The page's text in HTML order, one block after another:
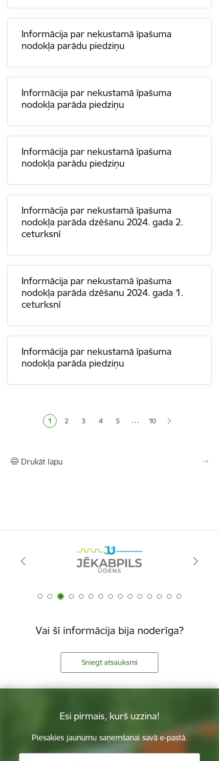
Informācija par nekustamā īpašuma
nodokļa parādu piedziņu
Informācija par nekustamā īpašuma
nodokļa parāda piedziņu
Informācija par nekustamā īpašuma
nodokļa parādu piedziņu
Informācija par nekustamā īpašuma
nodokļa parāda dzēšanu 2024. gada 2.
ceturksnī
Informācija par nekustamā īpašuma
nodokļa parāda dzēšanu 2024. gada 1.
ceturksnī
Informācija par nekustamā īpašuma
nodokļa parāda piedziņu
Pašreizējā lapa
1 Lapa
2 Lapa
3 Lapa
4 Lapa
5 … 10
Drukāt lapu
Vai šī informācija bija noderīga?
Sniegt atsauksmi
Esi pirmais, kurš uzzina!
Piesakies jaunumu saņemšanai savā e-pastā.